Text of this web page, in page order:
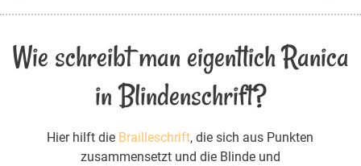
Wie schreibt man eigentlich Ranica
in Blindenschrift?
Hier hilft die Brailleschrift, die sich aus Punkten
zusammensetzt und die Blinde und